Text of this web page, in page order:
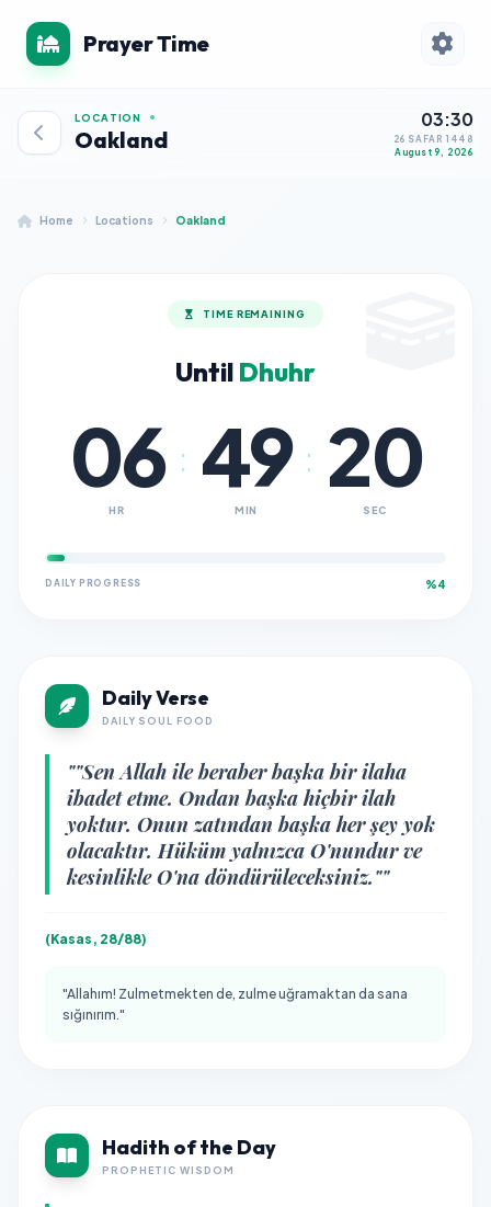
Prayer Time
LOCATION
Oakland
03:30
26 SAFAR 1448
August 9, 2026
Home Locations Oakland
TIME REMAINING
Until Dhuhr
06
HR
: 49
MIN
: 20
SEC
DAILY PROGRESS %4
Daily Verse
DAILY SOUL FOOD
""Sen Allah ile beraber başka bir ilaha
ibadet etme. Ondan başka hiçbir ilah
yoktur. Onun zatından başka her şey yok
olacaktır. Hüküm yalnızca O'nundur ve
kesinlikle O'na döndürüleceksiniz.""
(Kasas, 28/88)
"Allahım! Zulmetmekten de, zulme uğramaktan da sana
sığınırım."
Hadith of the Day
PROPHETIC WISDOM